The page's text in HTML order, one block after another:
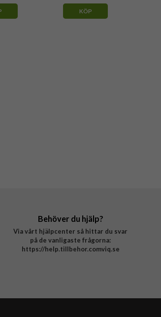
KÖP
Behöver du hjälp?
Via vårt hjälpcenter så hittar du svar
på de vanligaste frågorna:
https://help.tillbehor.comviq.se